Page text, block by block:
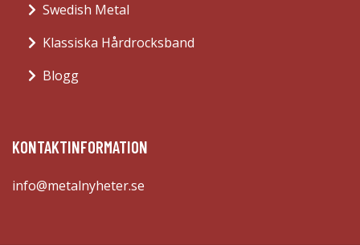
Swedish Metal
Klassiska Hårdrocksband
Blogg
KONTAKTINFORMATION
info@metalnyheter.se